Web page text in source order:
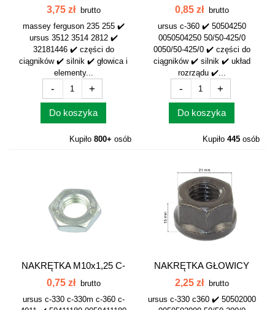
GŁOWICĘ DŁUGA MF...
3,75 zł
brutto
massey ferguson 235 255 ✔️
ursus 3512 3514 2812 ✔️
32181446 ✔️ części do
ciągników ✔️ silnik ✔️ głowica i
elementy...
- +
Do koszyka
Kupiło 800+ osób
ZABEZPIECZAJĄCA
0,85 zł
brutto
ursus c-360 ✔️ 50504250
0050504250 50/50-425/0
0050/50-425/0 ✔️ części do
ciągników ✔️ silnik ✔️ układ
rozrządu ✔️...
- +
Do koszyka
Kupiło 445 osób
NAKRĘTKA M10x1,25 C-
360/330...
0,75 zł brutto
ursus c-330 c-330m c-360 c-
NAKRĘTKA GŁOWICY
NISKA z...
2,25 zł brutto
ursus c-330 c360 ✔️ 50502000